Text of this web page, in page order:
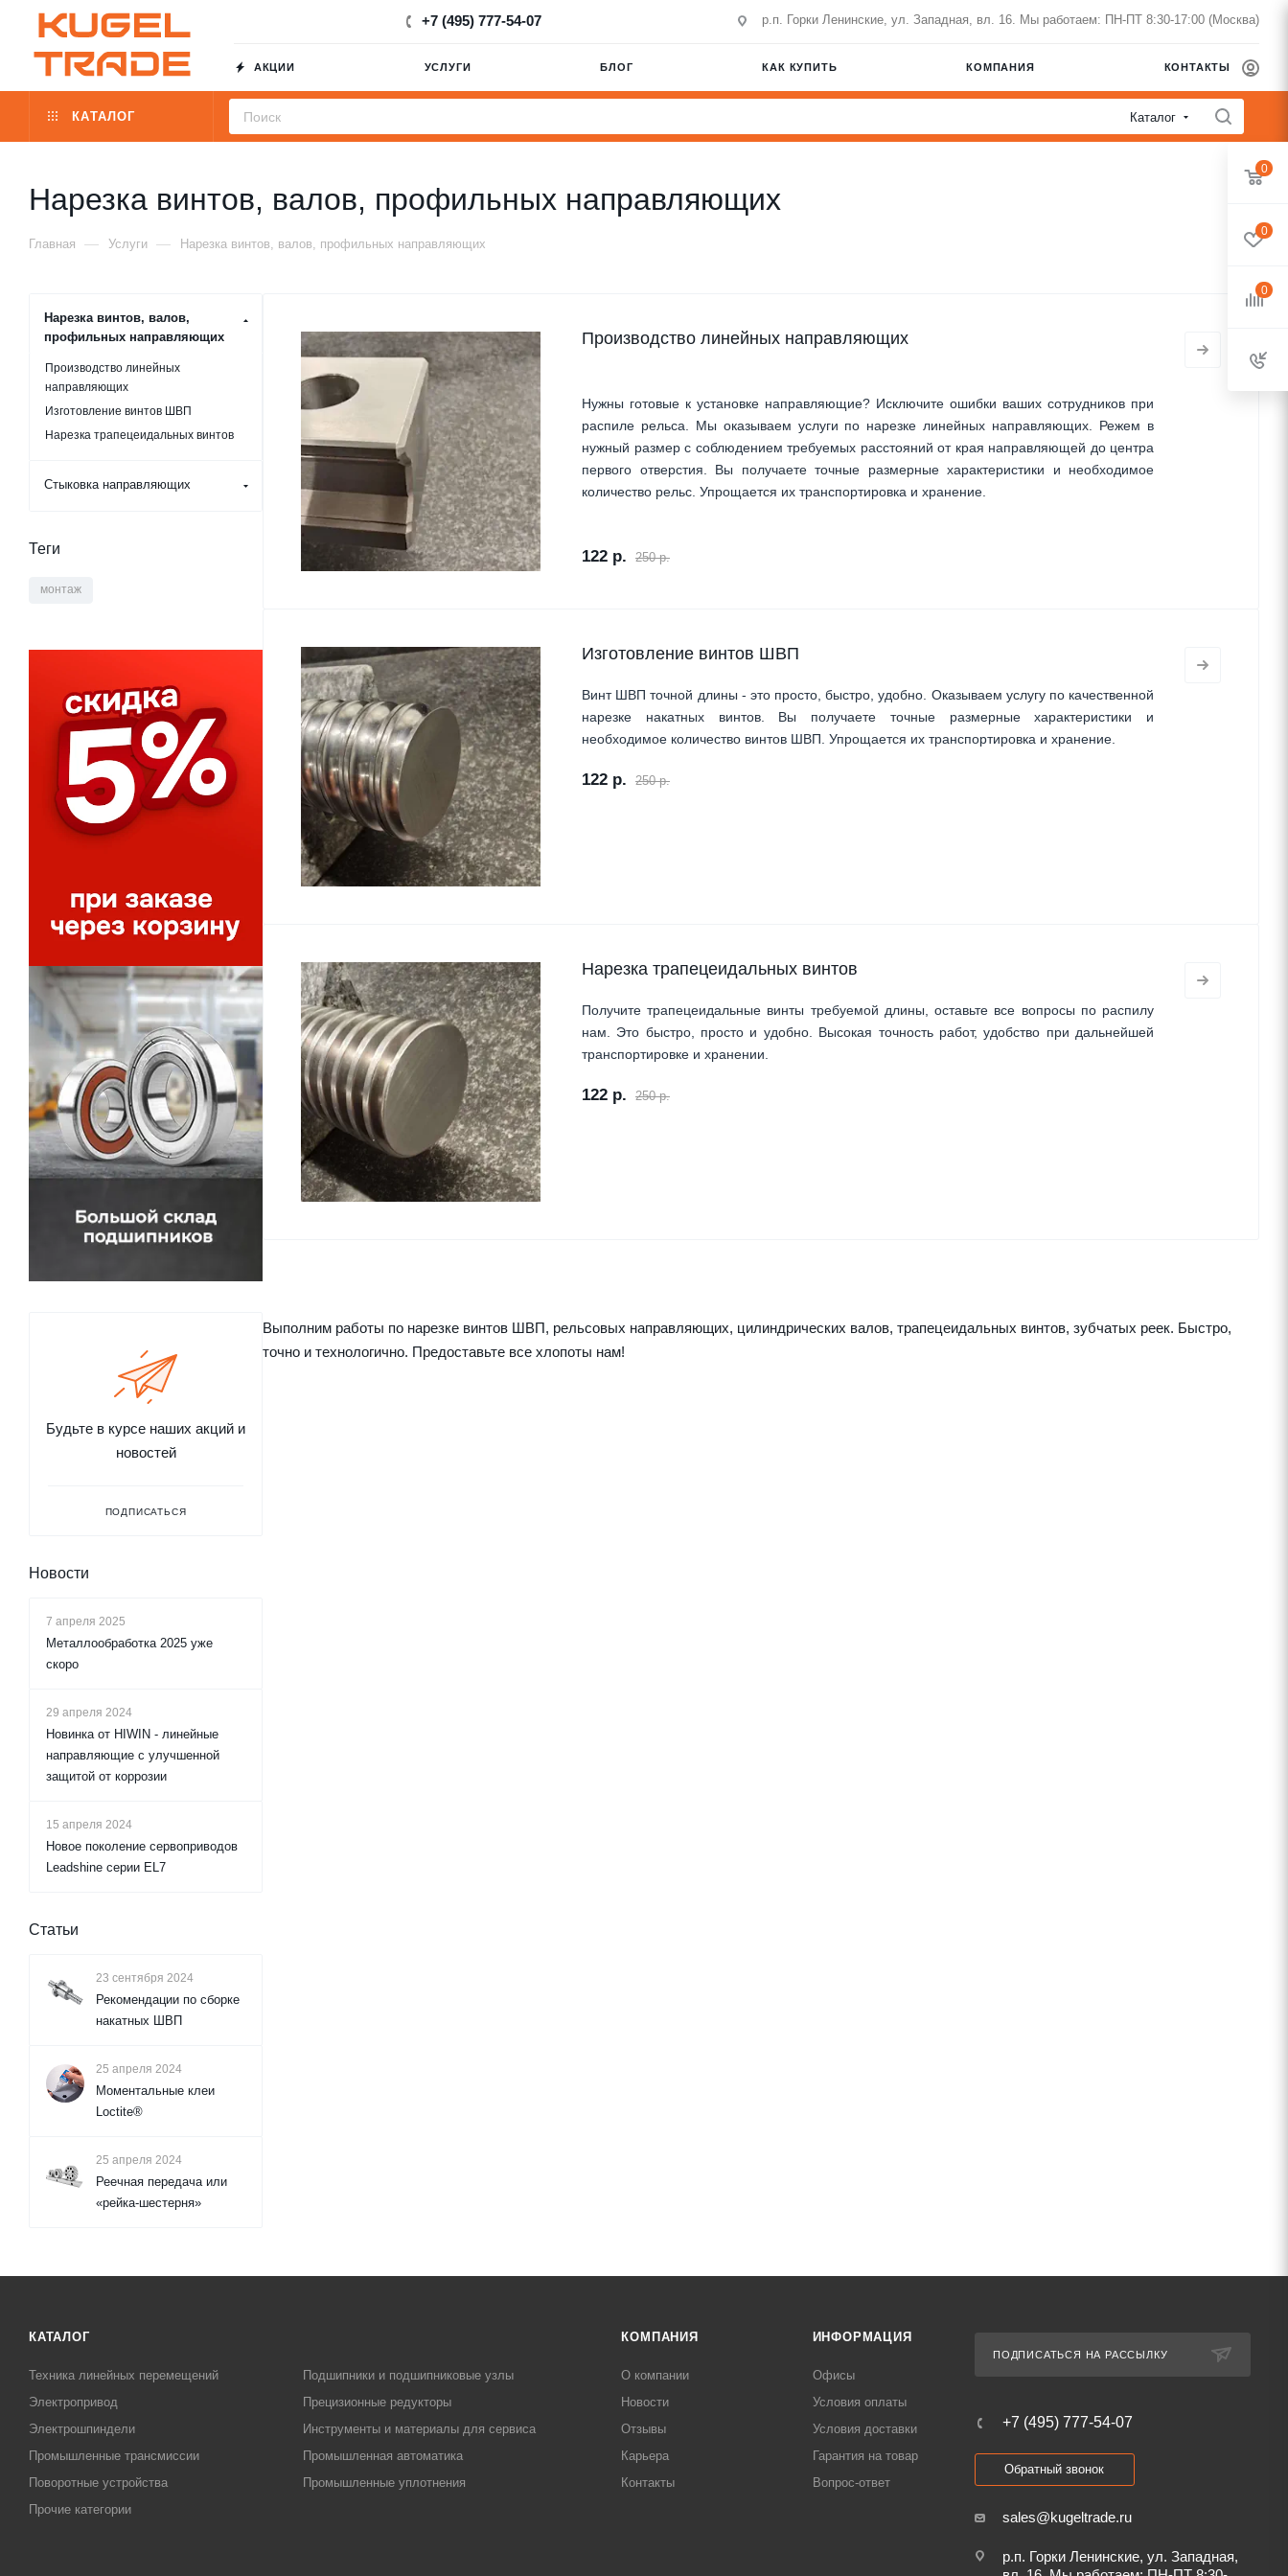
+7 (495) 777-54-07 р.п. Горки Ленинские, ул. Западная, вл. 16. Мы работаем: ПН-ПТ 8:30-17:00 (Москва)
АКЦИИ УСЛУГИ БЛОГ КАК КУПИТЬ КОМПАНИЯ КОНТАКТЫ
КАТАЛОГ Каталог
Нарезка винтов, валов, профильных направляющих
Главная — Услуги — Нарезка винтов, валов, профильных направляющих
Производство линейных направляющих
Нужны готовые к установке направляющие? Исключите ошибки ваших сотрудников при
распиле рельса. Мы оказываем услуги по нарезке линейных направляющих. Режем в
нужный размер с соблюдением требуемых расстояний от края направляющей до центра
первого отверстия. Вы получаете точные размерные характеристики и необходимое
количество рельс. Упрощается их транспортировка и хранение.
122 р. 250 р.
Изготовление винтов ШВП
Винт ШВП точной длины - это просто, быстро, удобно. Оказываем услугу по качественной
нарезке накатных винтов. Вы получаете точные размерные характеристики и
необходимое количество винтов ШВП. Упрощается их транспортировка и хранение.
122 р. 250 р.
Нарезка трапецеидальных винтов
Получите трапецеидальные винты требуемой длины, оставьте все вопросы по распилу
нам. Это быстро, просто и удобно. Высокая точность работ, удобство при дальнейшей
транспортировке и хранении.
122 р. 250 р.
Выполним работы по нарезке винтов ШВП, рельсовых направляющих, цилиндрических валов, трапецеидальных винтов, зубчатых реек. Быстро,
точно и технологично. Предоставьте все хлопоты нам!
Нарезка винтов, валов,
профильных направляющих
Производство линейных
направляющих
Изготовление винтов ШВП
Нарезка трапецеидальных винтов
Стыковка направляющих
Теги
монтаж
Будьте в курсе наших акций и
новостей
ПОДПИСАТЬСЯ
Новости
7 апреля 2025
Металлообработка 2025 уже
скоро
29 апреля 2024
Новинка от HIWIN - линейные
направляющие с улучшенной
защитой от коррозии
15 апреля 2024
Новое поколение сервоприводов
Leadshine серии EL7
Статьи
23 сентября 2024
Рекомендации по сборке
накатных ШВП
25 апреля 2024
Моментальные клеи
Loctite®
25 апреля 2024
Реечная передача или
«рейка-шестерня»
КАТАЛОГ
Техника линейных перемещений
Подшипники и подшипниковые узлы
Электропривод
Прецизионные редукторы
Электрошпиндели
Инструменты и материалы для сервиса
Промышленные трансмиссии
Промышленная автоматика
Поворотные устройства
Промышленные уплотнения
Прочие категории
КОМПАНИЯ
О компании
Новости
Отзывы
Карьера
Контакты
ИНФОРМАЦИЯ
Офисы
Условия оплаты
Условия доставки
Гарантия на товар
Вопрос-ответ
ПОДПИСАТЬСЯ НА РАССЫЛКУ
+7 (495) 777-54-07
Обратный звонок
sales@kugeltrade.ru
р.п. Горки Ленинские, ул. Западная,
0
0
0